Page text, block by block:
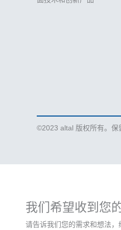
©2023 altal 版权所有。保
我们希望收到您
请告诉我们您的需求和想法，